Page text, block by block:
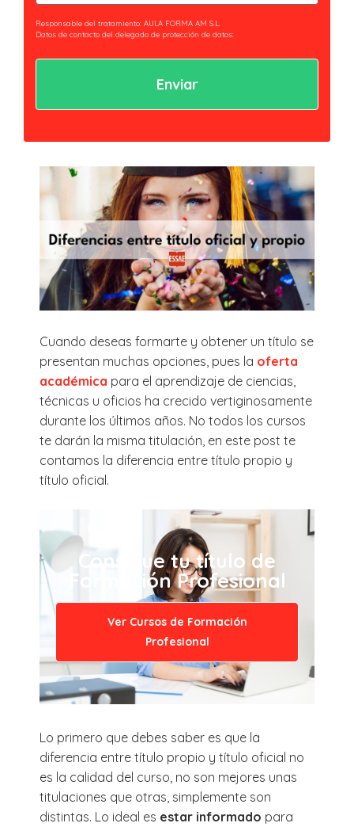
Responsable del tratamiento: AULA FORMA AM S.L.
Datos de contacto del delegado de protección de datos:
Legitimación: Tratamientos sometidos al cumplimiento de obligación legal
los derechos reconocidos por la normativa aplicable en la política de
Cuando deseas formarte y obtener un título se
presentan muchas opciones, pues la oferta
académica para el aprendizaje de ciencias,
técnicas u oficios ha crecido vertiginosamente
durante los últimos años. No todos los cursos
te darán la misma titulación, en este post te
contamos la diferencia entre título propio y
título oficial.
Consigue tu título de
Formación Profesional
Ver Cursos de Formación
Profesional
Lo primero que debes saber es que la
diferencia entre título propio y título oficial no
es la calidad del curso, no son mejores unas
titulaciones que otras, simplemente son
distintas. Lo ideal es estar informado para